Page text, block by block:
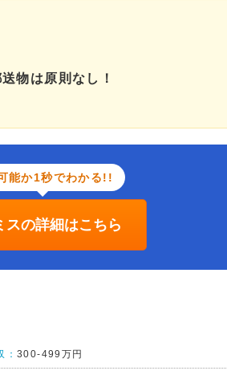
物は原則なし！
能か1秒でわかる!!
スの詳細はこちら
：300-499万円